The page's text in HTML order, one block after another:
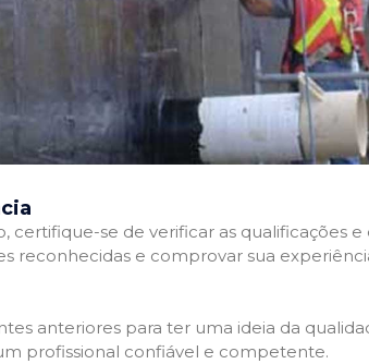
se de verificar as qualificações
reconhecidas e comprovar sua
anteriores para ter uma ideia da
profissional confiável e competente.